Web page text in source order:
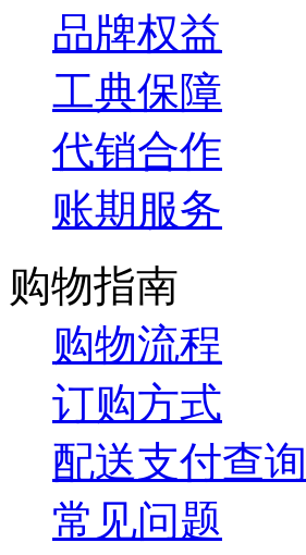
品牌权益
工典保障
代销合作
账期服务
购物指南
购物流程
订购方式
配送支付查询
常见问题